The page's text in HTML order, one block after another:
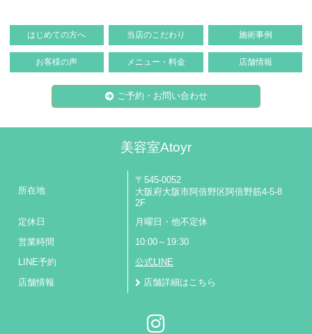
はじめての方へ 当店のこだわり 施術事例
お客様の声 メニュー・料金 店舗情報
ご予約・お問い合わせ
美容室Atoyr
所在地
〒545-0052
大阪府大阪市阿倍野区阿倍野筋4-5-8
2F
定休日
月曜日・他不定休
営業時間 10:00～19:30
LINE予約 公式LINE
店舗情報 店舗詳細はこちら